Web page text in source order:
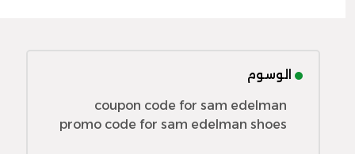
الوسوم
coupon code for sam edelman
promo code for sam edelman shoes